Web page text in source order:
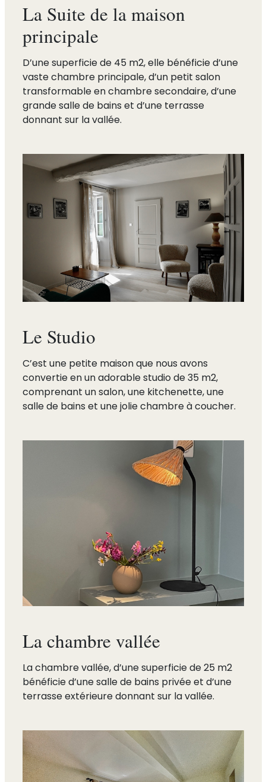
La Suite de la maison
principale
D’une superficie de 45 m2, elle bénéficie d’une
vaste chambre principale, d’un petit salon
transformable en chambre secondaire, d’une
grande salle de bains et d’une terrasse
donnant sur la vallée.
Le Studio
C’est une petite maison que nous avons
convertie en un adorable studio de 35 m2,
comprenant un salon, une kitchenette, une
salle de bains et une jolie chambre à coucher.
La chambre vallée
La chambre vallée, d’une superficie de 25 m2
bénéficie d’une salle de bains privée et d’une
terrasse extérieure donnant sur la vallée.